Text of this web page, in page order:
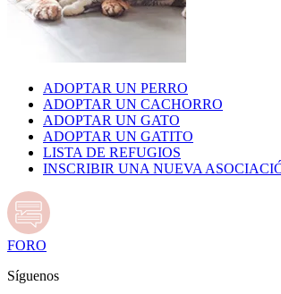
ADOPTAR UN PERRO
ADOPTAR UN CACHORRO
ADOPTAR UN GATO
ADOPTAR UN GATITO
LISTA DE REFUGIOS
INSCRIBIR UNA NUEVA
FORO
Síguenos